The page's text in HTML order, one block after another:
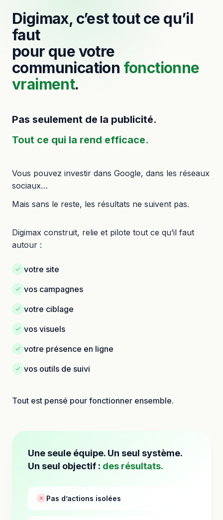
Digimax, c’est tout ce qu’il
faut
pour que votre
communication fonctionne
vraiment.
Pas seulement de la publicité.
Tout ce qui la rend efficace.
Vous pouvez investir dans Google, dans les réseaux
sociaux…
Mais sans le reste, les résultats ne suivent pas.
Digimax construit, relie et pilote tout ce qu’il faut
autour :
votre site
vos campagnes
votre ciblage
vos visuels
votre présence en ligne
vos outils de suivi
Tout est pensé pour fonctionner ensemble.
Une seule équipe. Un seul système.
Un seul objectif : des résultats.
Pas d’actions isolées